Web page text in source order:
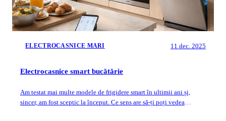
ELECTROCASNICE MARI 11 dec. 2025
Electrocasnice smart bucătărie
Am testat mai multe modele de frigidere smart în ultimii ani și,
sincer, am fost sceptic la început. Ce sens are să-ți poți vedea